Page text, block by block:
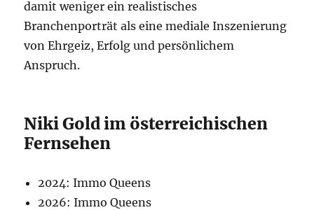
damit weniger ein realistisches
Branchenporträt als eine mediale Inszenierung
von Ehrgeiz, Erfolg und persönlichem
Anspruch.
Niki Gold im österreichischen
Fernsehen
2024: Immo Queens
2026: Immo Queens